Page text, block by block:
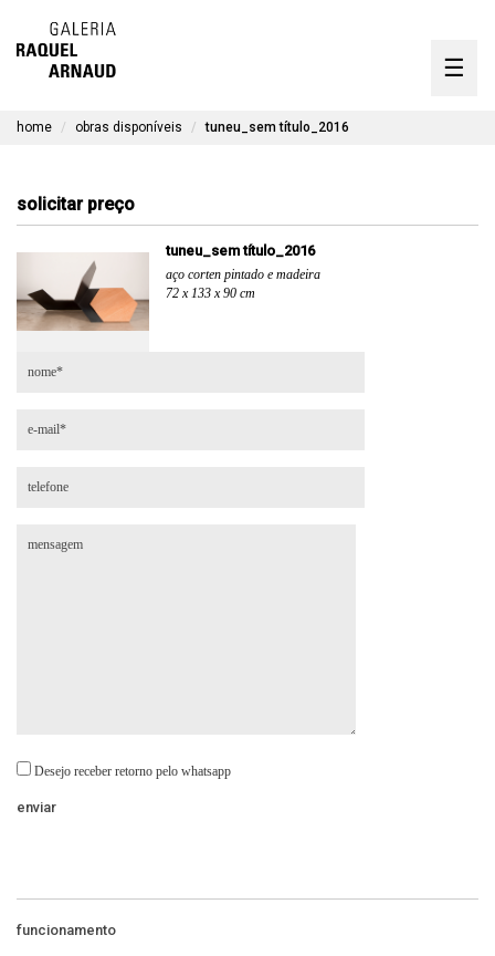
☰
timeline
contato
home obras disponíveis tuneu_sem título_2016
solicitar preço
tuneu_sem título_2016
aço corten pintado e madeira
72 x 133 x 90 cm
Desejo receber retorno pelo whatsapp
funcionamento